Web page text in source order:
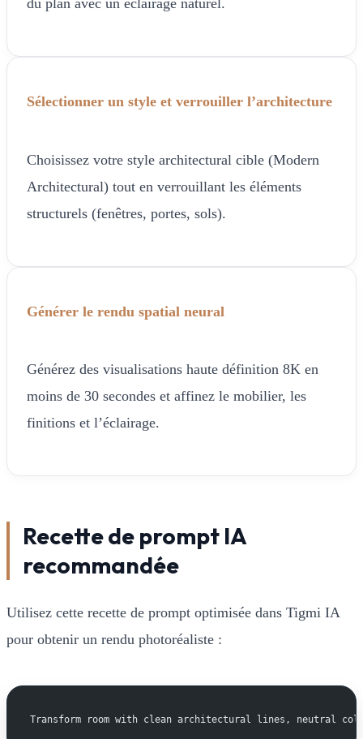
Sélectionner un style et verrouiller l’architecture
Choisissez votre style architectural cible (Modern
Architectural) tout en verrouillant les éléments
structurels (fenêtres, portes, sols).
Générer le rendu spatial neural
Générez des visualisations haute définition 8K en
moins de 30 secondes et affinez le mobilier, les
finitions et l’éclairage.
Recette de prompt IA
recommandée
Utilisez cette recette de prompt optimisée dans Tigmi IA
pour obtenir un rendu photoréaliste :
Transform room with clean architectural lines, neutral